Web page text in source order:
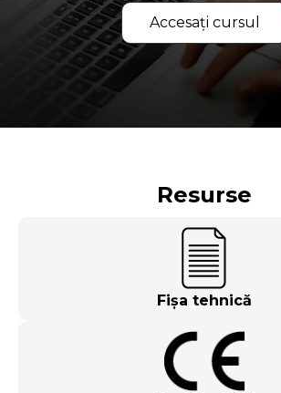
Accesați cursul
Resurse
Fișa tehnică